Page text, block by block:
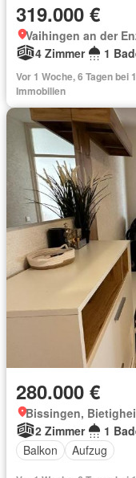
319.000 €
Vaihingen an der
4 Zimmer
1
Vor 1 Woche, 6 Tagen
Immobilien
280.000 €
Bissingen,
2 Zimmer
1
Balkon
Aufzug